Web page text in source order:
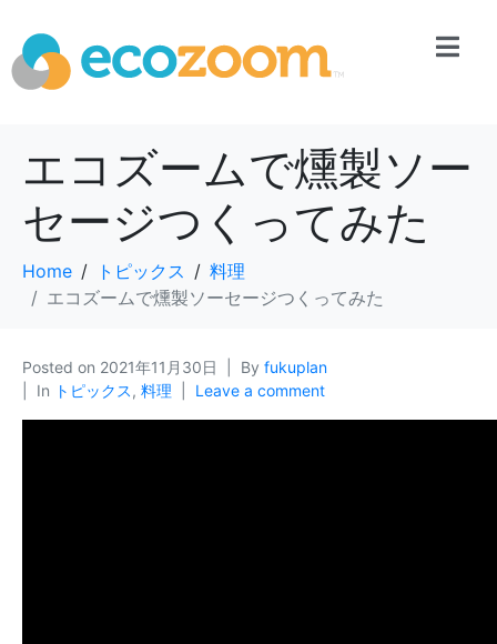
エコズームで燻製ソー
セージつくってみた
Home トピックス
料理
エコズームで燻製ソーセージつくってみた
Posted on 2021年11月30日 By fukuplan
In トピックス, 料理 Leave a comment